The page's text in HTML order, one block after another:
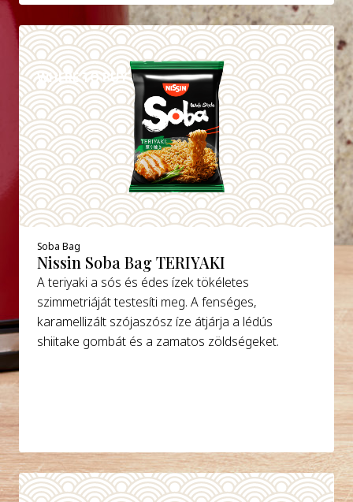
WHERE TO BUY
DETAILS
Soba Bag
Nissin Soba Bag TERIYAKI
A teriyaki a sós és édes ízek tökéletes
szimmetriáját testesíti meg. A fenséges,
karamellizált szójaszósz íze átjárja a lédús
shiitake gombát és a zamatos zöldségeket.
DETAILS